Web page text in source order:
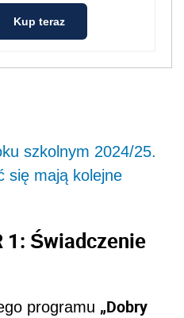
Kup teraz
szkolnym 2024/25.
się mają kolejne
1: Świadczenie
programu „Dobry